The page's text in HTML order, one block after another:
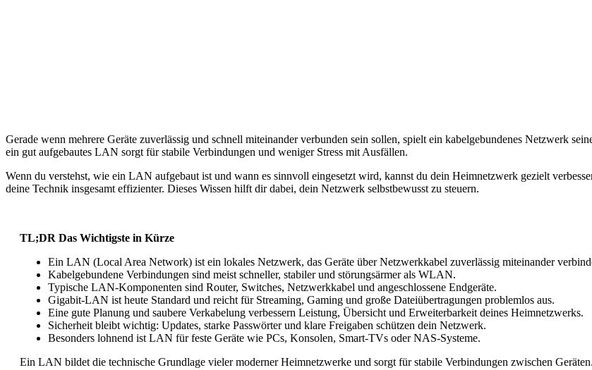
Gerade wenn mehrere Geräte zuverlässig und schnell miteinander verbunden sein sollen, spielt ein kabelgebundenes Netzwerk
ein gut aufgebautes LAN sorgt für stabile Verbindungen und weniger Stress mit Ausfällen.
Wenn du verstehst, wie ein LAN aufgebaut ist und wann es sinnvoll eingesetzt wird, kannst du dein Heimnetzwerk gezielt
deine Technik insgesamt effizienter. Dieses Wissen hilft dir dabei, dein Netzwerk selbstbewusst zu steuern.
TL;DR Das Wichtigste in Kürze
Ein LAN (Local Area Network) ist ein lokales Netzwerk, das Geräte über Netzwerkkabel zuverlässig miteinander
Kabelgebundene Verbindungen sind meist schneller, stabiler und störungsärmer als WLAN.
Typische LAN-Komponenten sind Router, Switches, Netzwerkkabel und angeschlossene Endgeräte.
Gigabit-LAN ist heute Standard und reicht für Streaming, Gaming und große Dateiübertragungen problemlos aus.
Eine gute Planung und saubere Verkabelung verbessern Leistung, Übersicht und Erweiterbarkeit deines Heimnetzwerks.
Sicherheit bleibt wichtig: Updates, starke Passwörter und klare Freigaben schützen dein Netzwerk.
Besonders lohnend ist LAN für feste Geräte wie PCs, Konsolen, Smart-TVs oder NAS-Systeme.
Ein LAN bildet die technische Grundlage vieler moderner Heimnetzwerke und sorgt für stabile Verbindungen zwischen Geräten.